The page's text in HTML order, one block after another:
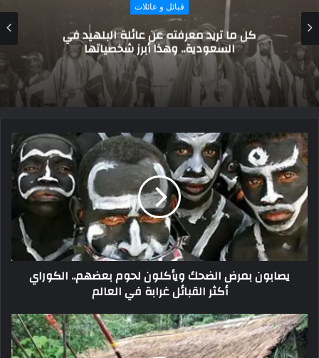
قبائل و عائلات
قبيلة لُهيب: تاريخ من النضال والمجد في سبيل
العراق
يصابون بمرض الضحك ويأكلون لحوم بعضهم.. الكوراي
أكثر القبائل غرابة في العالم